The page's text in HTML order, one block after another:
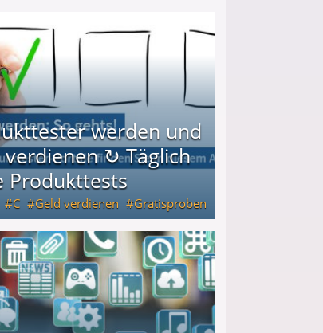
werden und
verdienen ↻ Täglich
Produkttests
C Geld verdienen Gratisproben
Produkttests